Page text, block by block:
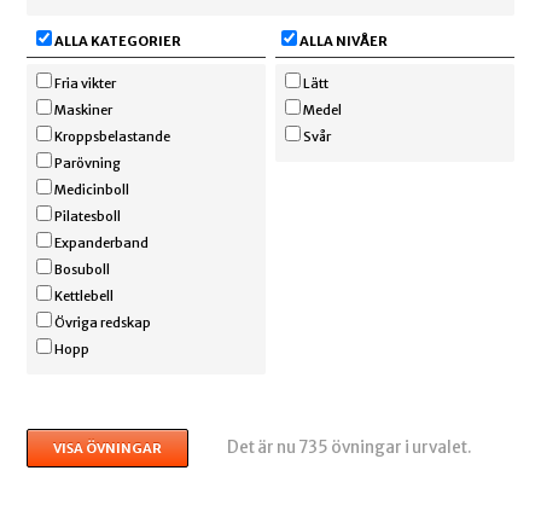
ALLA KATEGORIER
Fria vikter
Maskiner
Kroppsbelastande
Parövning
Medicinboll
Pilatesboll
Expanderband
Bosuboll
Kettlebell
Övriga redskap
Hopp
ALLA NIVÅER
Lätt
Medel
Svår
Det är nu 735 övningar i urvalet.